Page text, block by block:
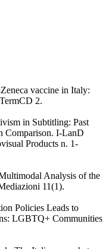
vaccine in Italy:
2.
in Subtitling: Past
Comparison. I-LanD
Products n. 1-
Analysis of the
11(1).
Policies Leads to
LGBTQ+ Communities